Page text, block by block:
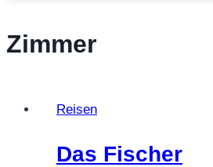
Zimmer
Reisen
Das Fischer